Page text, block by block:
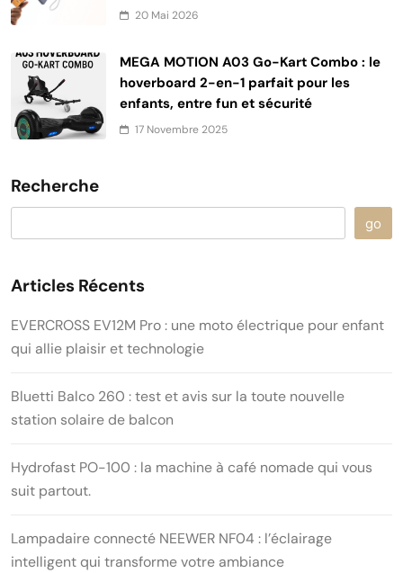
20 Mai 2026
MEGA MOTION A03 Go-Kart Combo : le
hoverboard 2-en-1 parfait pour les
enfants, entre fun et sécurité
17 Novembre 2025
Recherche
go
Articles Récents
EVERCROSS EV12M Pro : une moto électrique pour enfant
qui allie plaisir et technologie
Bluetti Balco 260 : test et avis sur la toute nouvelle
station solaire de balcon
Hydrofast PO-100 : la machine à café nomade qui vous
suit partout.
Lampadaire connecté NEEWER NF04 : l’éclairage
intelligent qui transforme votre ambiance